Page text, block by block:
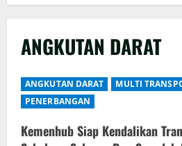
ANGKUTAN DARAT
ANGKUTAN DARAT
MULTI
PENERBANGAN
Kemenhub Siap Kendalikan